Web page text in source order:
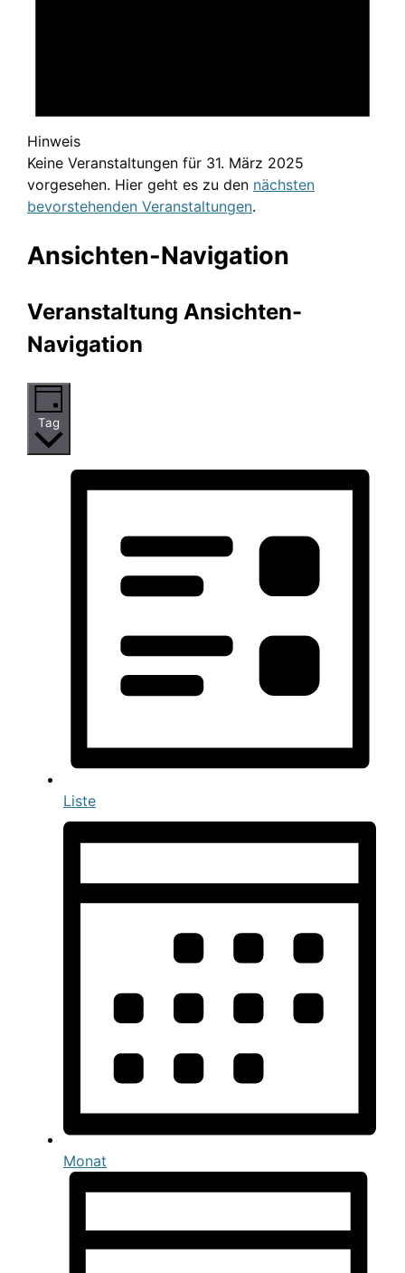
Hinweis
Keine Veranstaltungen für 31. März 2025
vorgesehen. Hier geht es zu den nächsten
bevorstehenden Veranstaltungen.
Ansichten-Navigation
Veranstaltung Ansichten-
Navigation
Tag
Liste
Monat